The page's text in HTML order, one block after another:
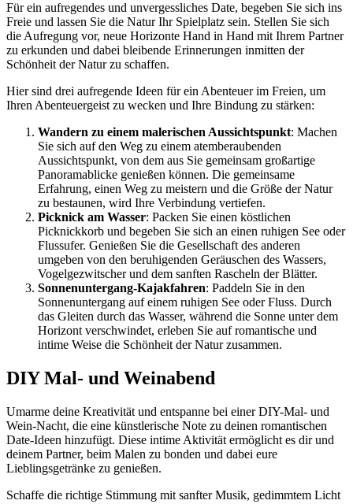
Für ein aufregendes und unvergessliches Date, begeben Sie sich ins
Freie und lassen Sie die Natur Ihr Spielplatz sein. Stellen Sie sich
die Aufregung vor, neue Horizonte Hand in Hand mit Ihrem Partner
zu erkunden und dabei bleibende Erinnerungen inmitten der
Schönheit der Natur zu schaffen.
Hier sind drei aufregende Ideen für ein Abenteuer im Freien, um
Ihren Abenteuergeist zu wecken und Ihre Bindung zu stärken:
Wandern zu einem malerischen Aussichtspunkt: Machen
Sie sich auf den Weg zu einem atemberaubenden
Aussichtspunkt, von dem aus Sie gemeinsam großartige
Panoramablicke genießen können. Die gemeinsame
Erfahrung, einen Weg zu meistern und die Größe der Natur
zu bestaunen, wird Ihre Verbindung vertiefen.
Picknick am Wasser: Packen Sie einen köstlichen
Picknickkorb und begeben Sie sich an einen ruhigen See oder
Flussufer. Genießen Sie die Gesellschaft des anderen
umgeben von den beruhigenden Geräuschen des Wassers,
Vogelgezwitscher und dem sanften Rascheln der Blätter.
Sonnenuntergang-Kajakfahren: Paddeln Sie in den
Sonnenuntergang auf einem ruhigen See oder Fluss. Durch
das Gleiten durch das Wasser, während die Sonne unter dem
Horizont verschwindet, erleben Sie auf romantische und
intime Weise die Schönheit der Natur zusammen.
DIY Mal- und Weinabend
Umarme deine Kreativität und entspanne bei einer DIY-Mal- und
Wein-Nacht, die eine künstlerische Note zu deinen romantischen
Date-Ideen hinzufügt. Diese intime Aktivität ermöglicht es dir und
deinem Partner, beim Malen zu bonden und dabei eure
Lieblingsgetränke zu genießen.
Schaffe die richtige Stimmung mit sanfter Musik, gedimmtem Licht